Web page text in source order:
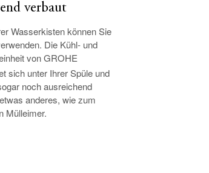
verbaut
Wasserkisten können Sie
Die Kühl- und
von GROHE
sich unter Ihrer Spüle und
noch ausreichend
anderes, wie zum
Mülleimer.